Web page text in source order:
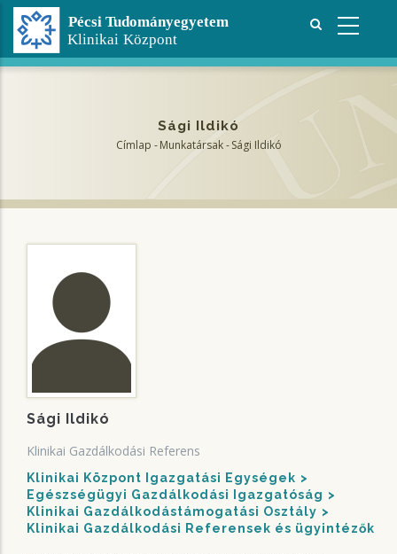
Ugrás
tartalomra
Sági Ildikó
Címlap - Munkatársak - Sági Ildikó
Sági Ildikó
Klinikai Gazdálkodási Referens
Klinikai Központ Igazgatási Egységek
Egészségügyi Gazdálkodási Igazgatóság
Klinikai Gazdálkodástámogatási Osztály
Klinikai Gazdálkodási Referensek és ügyintézők